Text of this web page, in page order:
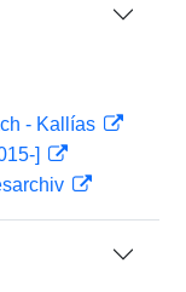
- Kallías
]